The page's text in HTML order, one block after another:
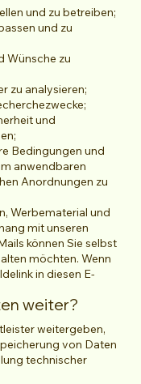
und zu betreiben;
und zu
Wünsche zu
zu analysieren;
und
Bedingungen und
anwendbaren
Anordnungen zu
Werbematerial und
mit unseren
können Sie selbst
möchten. Wenn
in diesen E-
weiter?
weitergeben,
von Daten
technischer